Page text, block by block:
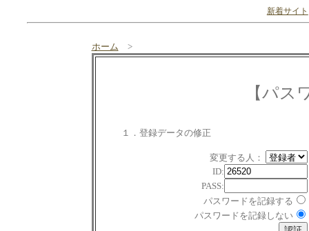
新着サイト
ホーム >
【パス
１．登録データの修正
変更する人：
ID:
PASS:
パスワードを記録する
パスワードを記録しない